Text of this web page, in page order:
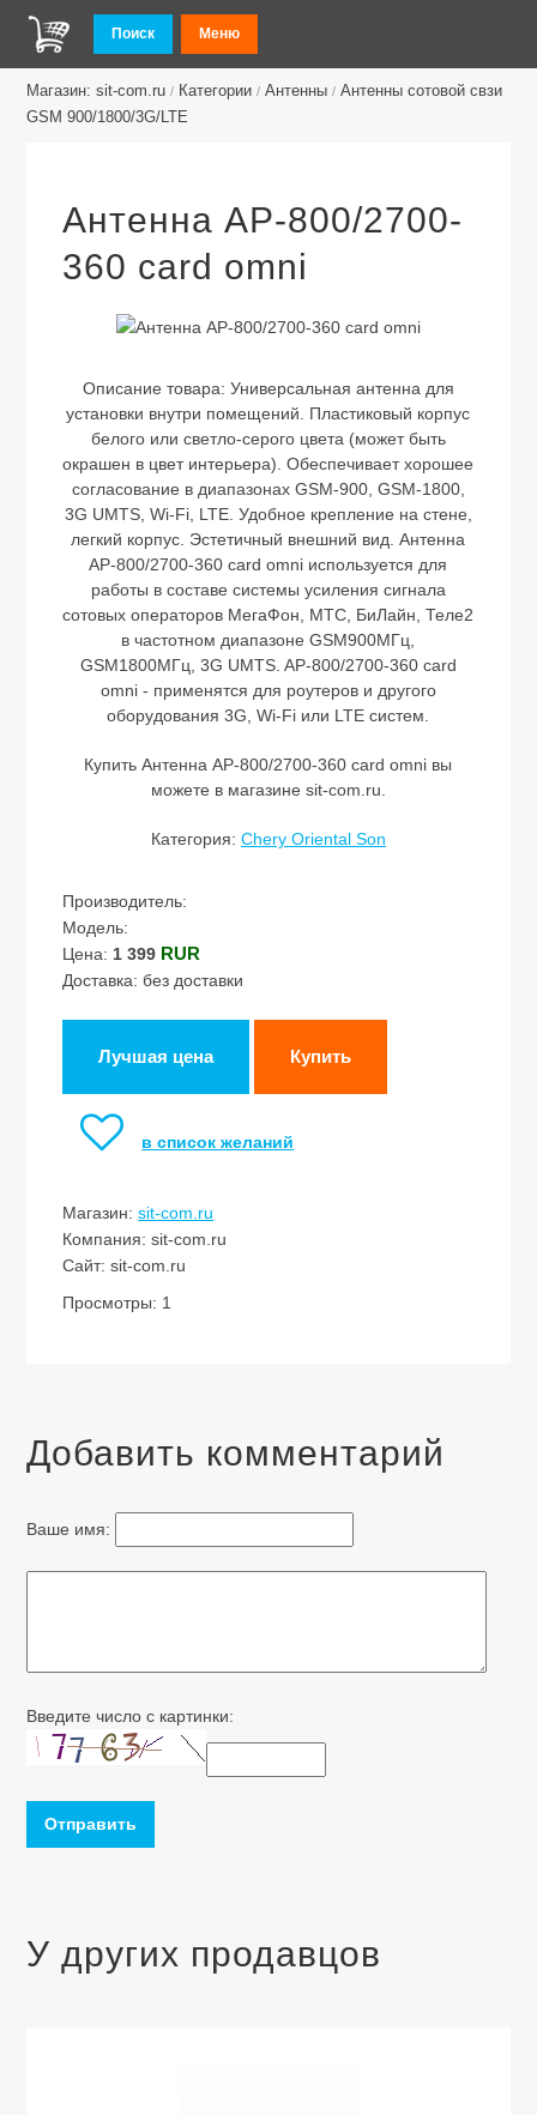
Поиск Меню
Магазин: sit-com.ru / Категории / Антенны / Антенны сотовой свзи
GSM 900/1800/3G/LTE
Антенна AP-800/2700-
360 card omni
Описание товара: Универсальная антенна для
установки внутри помещений. Пластиковый корпус
белого или светло-серого цвета (может быть
окрашен в цвет интерьера). Обеспечивает хорошее
согласование в диапазонах GSM-900, GSM-1800,
3G UMTS, Wi-Fi, LTE. Удобное крепление на стене,
легкий корпус. Эстетичный внешний вид. Антенна
AP-800/2700-360 card omni используется для
работы в составе системы усиления сигнала
сотовых операторов МегаФон, МТС, БиЛайн, Теле2
в частотном диапазоне GSM900МГц,
GSM1800МГц, 3G UMTS. AP-800/2700-360 card
omni - применятся для роутеров и другого
оборудования 3G, Wi-Fi или LTE систем.
Купить Антенна AP-800/2700-360 card omni вы
можете в магазине sit-com.ru.
Категория: Chery Oriental Son
Производитель:
Модель:
Цена: 1 399 RUR
Доставка: без доставки
Лучшая цена Купить
в список желаний
Магазин:sit-com.ru
Компания: sit-com.ru
Сайт: sit-com.ru
Просмотры: 1
Добавить комментарий
Ваше имя:
Введите число с картинки:
Отправить
У других продавцов